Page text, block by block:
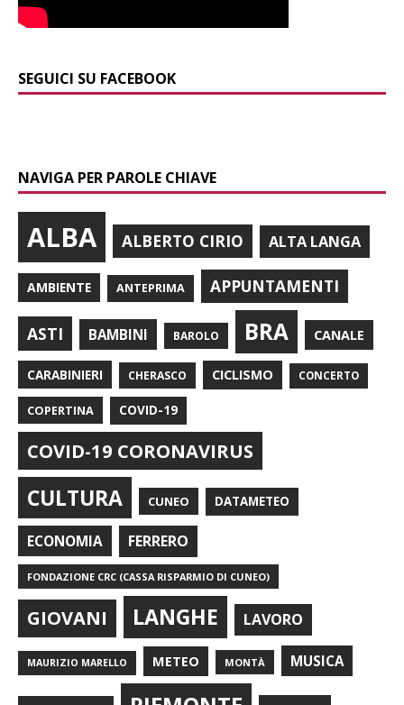
SEGUICI SU FACEBOOK
NAVIGA PER PAROLE CHIAVE
ALBA ALBERTO CIRIO ALTA LANGA
AMBIENTE ANTEPRIMA APPUNTAMENTI
ASTI BAMBINI BAROLO BRA CANALE
CARABINIERI CHERASCO CICLISMO CONCERTO
COPERTINA COVID-19
COVID-19 CORONAVIRUS
CULTURA CUNEO DATAMETEO
ECONOMIA FERRERO
FONDAZIONE CRC (CASSA RISPARMIO DI CUNEO)
GIOVANI LANGHE LAVORO
MAURIZIO MARELLO METEO MONTÀ MUSICA